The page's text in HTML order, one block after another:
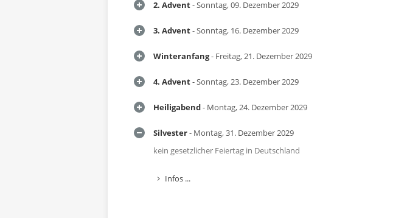
2. Advent- Sonntag, 09. Dezember 2029
3. Advent- Sonntag, 16. Dezember 2029
Winteranfang- Freitag, 21. Dezember 2029
4. Advent- Sonntag, 23. Dezember 2029
Heiligabend- Montag, 24. Dezember 2029
Silvester- Montag, 31. Dezember 2029
kein gesetzlicher Feiertag in Deutschland
Infos ...